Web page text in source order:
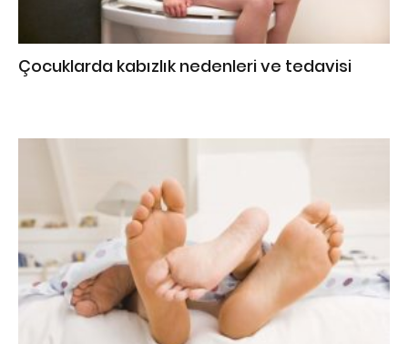
Çocuklarda kabızlık nedenleri ve tedavisi